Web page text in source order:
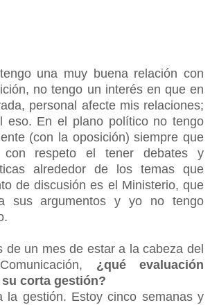
una muy buena relación con
no tengo un interés en que en
personal afecte mis relaciones;
eso. En el plano político no tengo
(con la oposición) siempre que
respeto el tener debates y
alrededor de los temas que
de discusión es el Ministerio, que
sus argumentos y yo no tengo
de un mes de estar a la cabeza del
¿qué evaluación
corta gestión?
la gestión. Estoy cinco semanas y